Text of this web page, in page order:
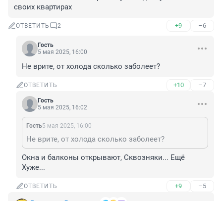
своих квартирах
ОТВЕТИТЬ 2 +9 –6
Гость
5 мая 2025, 16:00
Не врите, от холода сколько заболеет?
ОТВЕТИТЬ +10 –7
Гость
5 мая 2025, 16:02
Гость5 мая 2025, 16:00
Не врите, от холода сколько заболеет?
Окна и балконы открывают, Сквозняки... Ещё
Хуже...
ОТВЕТИТЬ +9 –5